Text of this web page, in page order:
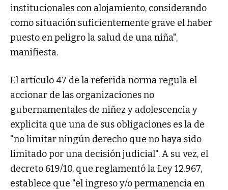
institucionales con alojamiento, considerando
como situación suficientemente grave el haber
puesto en peligro la salud de una niña",
manifiesta.
El artículo 47 de la referida norma regula el
accionar de las organizaciones no
gubernamentales de niñez y adolescencia y
explicita que una de sus obligaciones es la de
"no limitar ningún derecho que no haya sido
limitado por una decisión judicial". A su vez, el
decreto 619/10, que reglamentó la Ley 12.967,
establece que "el ingreso y/o permanencia en